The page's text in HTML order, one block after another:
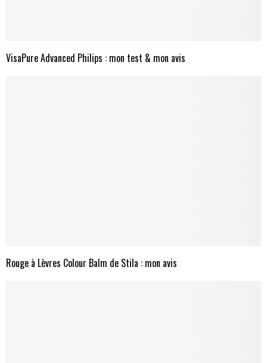
VisaPure Advanced Philips : mon test & mon avis
Rouge à Lèvres Colour Balm de Stila : mon avis